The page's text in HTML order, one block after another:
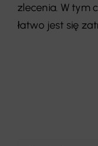
zlecenia. W tym
łatwo jest się